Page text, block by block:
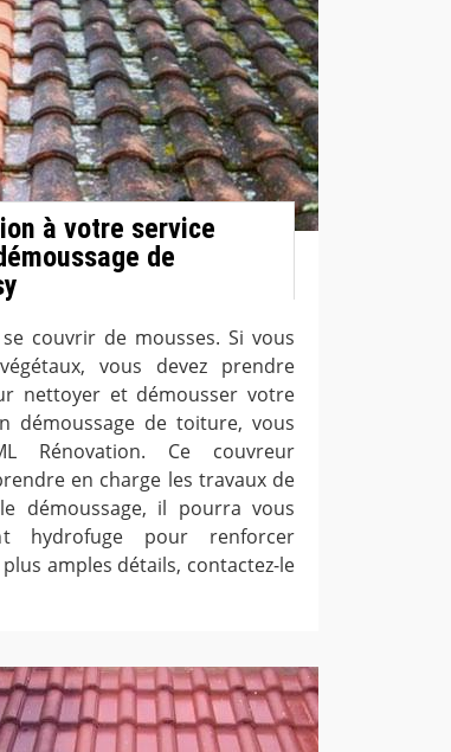
à votre service
de
couvrir de mousses. Si vous
vous devez prendre
nettoyer et démousser votre
démoussage de toiture, vous
Rénovation. Ce couvreur
en charge les travaux de
démoussage, il pourra vous
hydrofuge pour renforcer
amples détails, contactez-le